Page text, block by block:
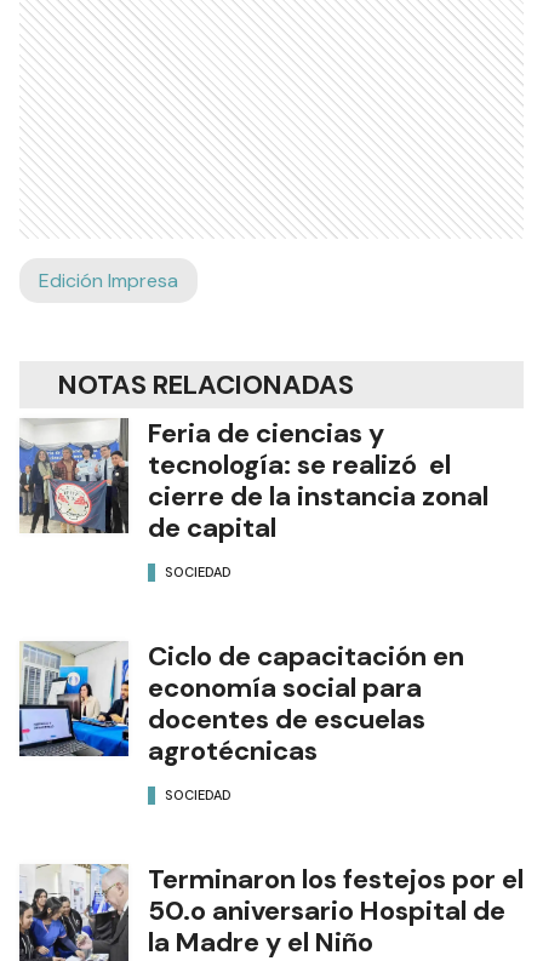
Edición Impresa
NOTAS RELACIONADAS
Feria de ciencias y
tecnología: se realizó el
cierre de la instancia zonal
de capital
SOCIEDAD
Ciclo de capacitación en
economía social para
docentes de escuelas
agrotécnicas
SOCIEDAD
Terminaron los festejos por el
50.o aniversario Hospital de
la Madre y el Niño